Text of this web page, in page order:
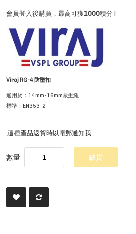
會員登入後購買，最高可獲1000積分 !
Viraj RG-4 防墮扣
適用於：14mm-16mm救生繩
標準：EN353-2
這種產品返貨時以電郵通知我
數量 缺貨